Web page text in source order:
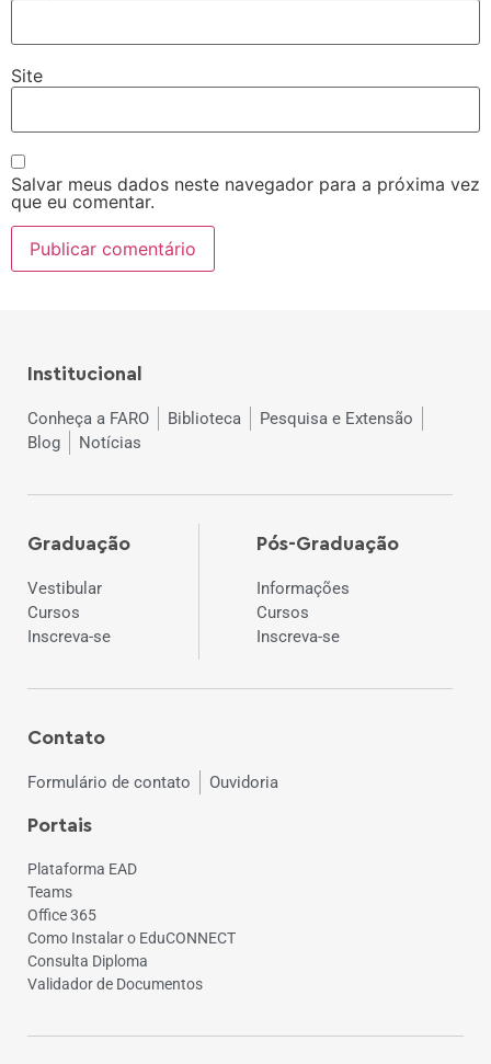
Site
Salvar meus dados neste navegador para a próxima vez
que eu comentar.
Institucional
Conheça a FARO Biblioteca
Pesquisa e Extensão
Blog
Notícias
Graduação
Vestibular
Cursos
Inscreva-se
Pós-Graduação
Informações
Cursos
Inscreva-se
Contato
Formulário de contato Ouvidoria
Portais
Plataforma EAD
Teams
Office 365
Como Instalar o EduCONNECT
Consulta Diploma
Validador de Documentos